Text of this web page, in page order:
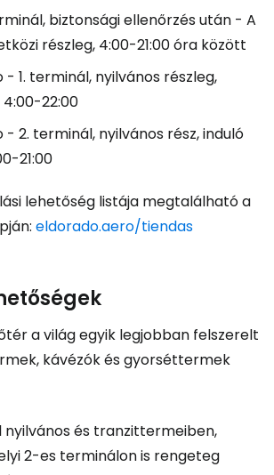
biztonsági ellenőrzés után - A
részleg, 4:00-21:00 óra között
- 1. terminál, nyilvános részleg,
22:00
- 2. terminál, nyilvános rész, induló
21:00
lehetőség listája megtalálható a
eldorado.aero/tiendas
a világ egyik legjobban felszerelt
kávézók és gyorséttermek
nyilvános és tranzittermeiben,
2-es terminálon is rengeteg